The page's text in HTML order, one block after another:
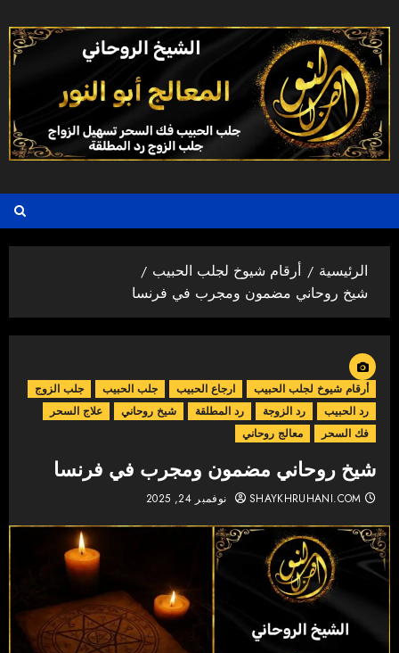
إلى
المحتوى
الرئيسية
أرقام شيوخ لجلب الحبيب
شيخ روحاني مضمون ومجرب في فرنسا
أرقام شيوخ لجلب الحبيب ارجاع الحبيب جلب الحبيب
جلب الزوج
رد الحبيب
رد الزوجة رد المطلقة شيخ روحاني
علاج السحر
فك السحر
معالج روحاني
شيخ روحاني مضمون ومجرب في فرنسا
SHAYKHRUHANI.COM نوفمبر 24, 2025